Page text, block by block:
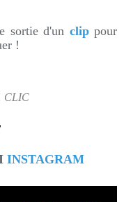
sortie d'un clippour
!
CLIC
INSTAGRAM